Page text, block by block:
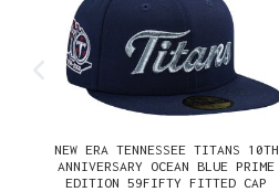
NEW ERA TENNESSEE TITANS 10TH
ANNIVERSARY OCEAN BLUE PRIME
EDITION 59FIFTY FITTED CAP